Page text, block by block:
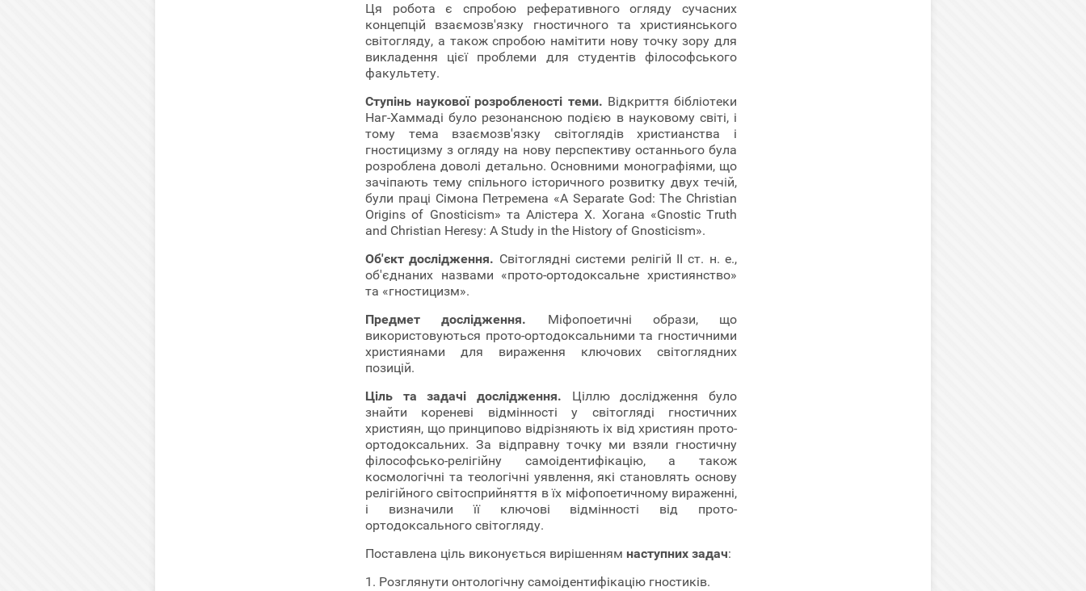
Ця робота є спробою реферативного огляду сучасних
концепцій взаємозв'язку гностичного та християнського
світогляду, а також спробою намітити нову точку зору для
викладення цієї проблеми для студентів філософського
факультету.
Ступінь наукової розробленості теми. Відкриття бібліотеки
Наг-Хаммаді було резонансною подією в науковому світі, і
тому тема взаємозв'язку світоглядів христианства і
гностицизму з огляду на нову перспективу останнього була
розроблена доволі детально. Основними монографіями, що
зачіпають тему спільного історичного розвитку двух течій,
були праці Сімона Петремена «A Separate God: The Christian
Origins of Gnosticism» та Алістера Х. Хогана «Gnostic Truth
and Christian Heresy: A Study in the History of Gnosticism».
Об'єкт дослідження. Світоглядні системи релігій II ст. н. е.,
об'єднаних назвами «прото-ортодоксальне християнство»
та «гностицизм».
Предмет дослідження. Міфопоетичні образи, що
використовуються прото-ортодоксальними та гностичними
християнами для вираження ключових світоглядних
позицій.
Ціль та задачі дослідження. Ціллю дослідження було
знайти кореневі відмінності у світогляді гностичних
християн, що принципово відрізняють іх від християн прото-
ортодоксальних. За відправну точку ми взяли гностичну
філософсько-релігійну самоідентифікацію, а також
космологічні та теологічні уявлення, які становлять основу
релігійного світосприйняття в їх міфопоетичному вираженні,
і визначили її ключові відмінності від прото-
ортодоксального світогляду.
Поставлена ціль виконується вирішенням наступних задач:
1. Розглянути онтологічну самоідентифікацію гностиків.